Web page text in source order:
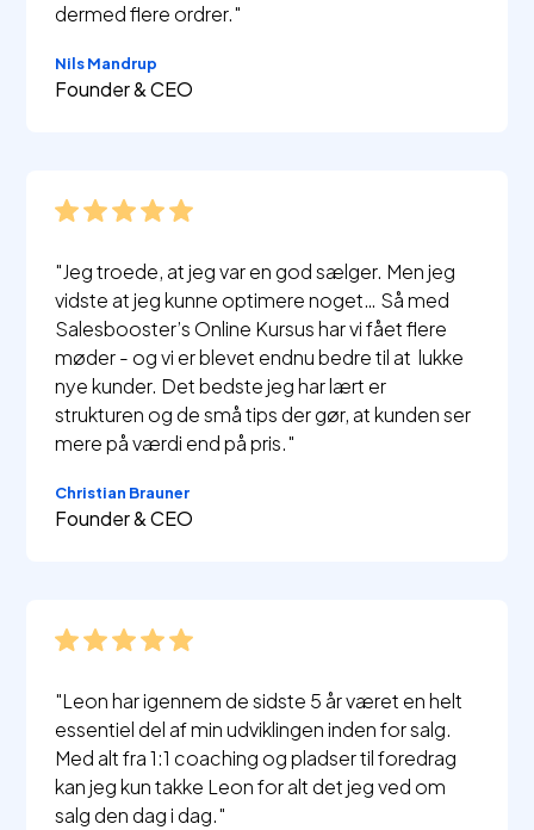
dermed flere ordrer."
Nils Mandrup
Founder & CEO
"Jeg troede, at jeg var en god sælger. Men jeg
vidste at jeg kunne optimere noget… Så med
Salesbooster’s Online Kursus har vi fået flere
møder - og vi er blevet endnu bedre til at lukke
nye kunder. Det bedste jeg har lært er
strukturen og de små tips der gør, at kunden ser
mere på værdi end på pris."
Christian Brauner
Founder & CEO
"Leon har igennem de sidste 5 år været en helt
essentiel del af min udviklingen inden for salg.
Med alt fra 1:1 coaching og pladser til foredrag
kan jeg kun takke Leon for alt det jeg ved om
salg den dag i dag."